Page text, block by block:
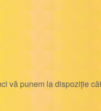
vă punem la dispoziție